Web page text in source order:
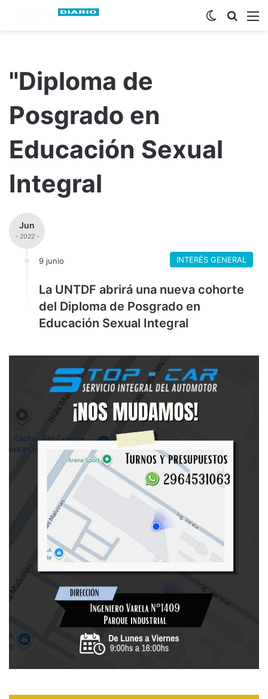
Buscar
Switch skin
"Diploma de
Posgrado en
Educación Sexual
Integral
Jun
- 2022 -
9 junio INTERÉS GENERAL
La UNTDF abrirá una nueva cohorte
del Diploma de Posgrado en
Educación Sexual Integral